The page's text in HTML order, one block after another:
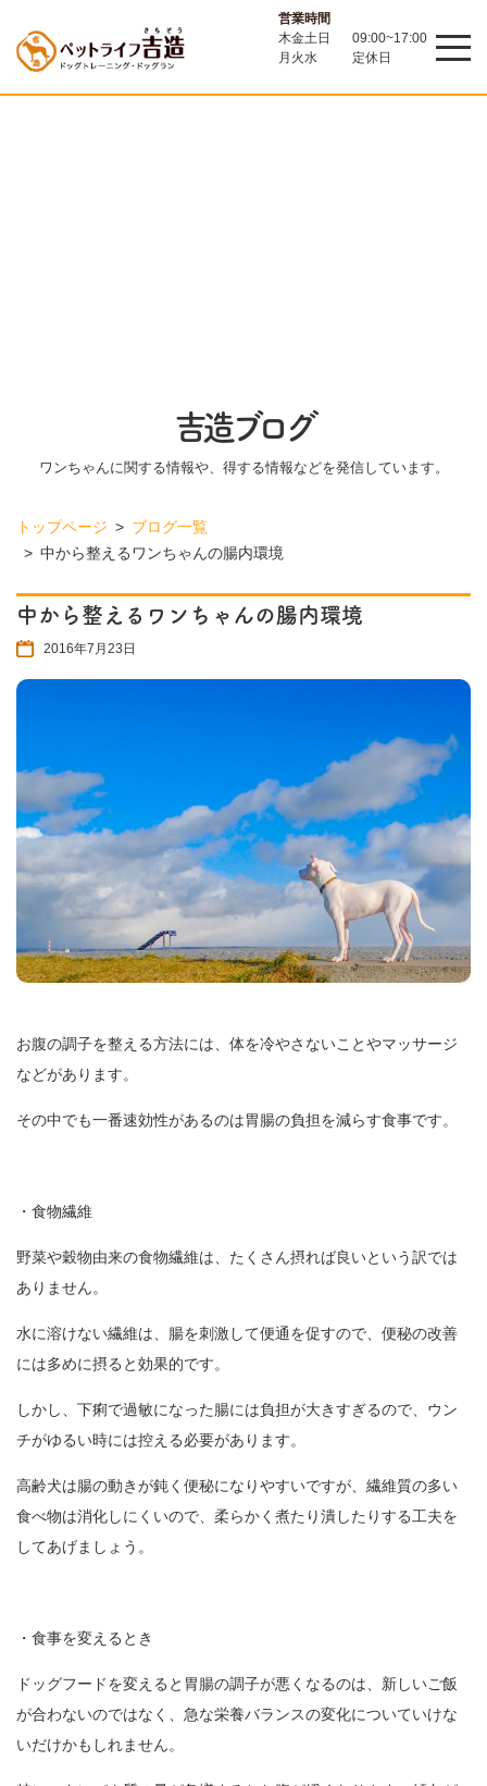
営業時間
木金土日
09:00~17:00
月火水
定休日
吉造ブログ
ワンちゃんに関する情報や、得する情報などを発信しています。
トップページ
ブログ一覧
中から整えるワンちゃんの腸内環境
中から整えるワンちゃんの腸内環境
2016年7月23日
お腹の調子を整える方法には、体を冷やさないことやマッサージ
などがあります。
その中でも一番速効性があるのは胃腸の負担を減らす食事です。
・食物繊維
野菜や穀物由来の食物繊維は、たくさん摂れば良いという訳では
ありません。
水に溶けない繊維は、腸を刺激して便通を促すので、便秘の改善
には多めに摂ると効果的です。
しかし、下痢で過敏になった腸には負担が大きすぎるので、ウン
チがゆるい時には控える必要があります。
高齢犬は腸の動きが鈍く便秘になりやすいですが、繊維質の多い
食べ物は消化しにくいので、柔らかく煮たり潰したりする工夫を
してあげましょう。
・食事を変えるとき
ドッグフードを変えると胃腸の調子が悪くなるのは、新しいご飯
が合わないのではなく、急な栄養バランスの変化についていけな
いだけかもしれません。